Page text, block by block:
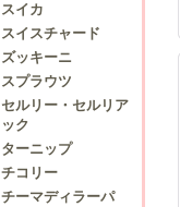
スイカ
スイスチャード
ズッキーニ
スプラウツ
セルリー・セルリア
ック
ターニップ
チコリー
チーマディラーパ